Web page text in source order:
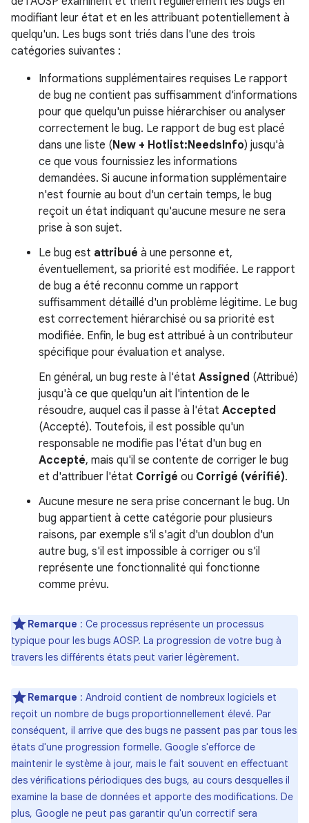
modifiant leur état et en les attribuant potentiellement à
quelqu'un. Les bugs sont triés dans l'une des trois
catégories suivantes :
Informations supplémentaires requises Le rapport
de bug ne contient pas suffisamment d'informations
pour que quelqu'un puisse hiérarchiser ou analyser
correctement le bug. Le rapport de bug est placé
dans une liste (New + Hotlist:NeedsInfo) jusqu'à
ce que vous fournissiez les informations
demandées. Si aucune information supplémentaire
n'est fournie au bout d'un certain temps, le bug
reçoit un état indiquant qu'aucune mesure ne sera
prise à son sujet.
Le bug est attribué à une personne et,
éventuellement, sa priorité est modifiée. Le rapport
de bug a été reconnu comme un rapport
suffisamment détaillé d'un problème légitime. Le bug
est correctement hiérarchisé ou sa priorité est
modifiée. Enfin, le bug est attribué à un contributeur
spécifique pour évaluation et analyse.
En général, un bug reste à l'état Assigned (Attribué)
jusqu'à ce que quelqu'un ait l'intention de le
résoudre, auquel cas il passe à l'état Accepted
(Accepté). Toutefois, il est possible qu'un
responsable ne modifie pas l'état d'un bug en
Accepté, mais qu'il se contente de corriger le bug
et d'attribuer l'état Corrigé ou Corrigé (vérifié).
Aucune mesure ne sera prise concernant le bug. Un
bug appartient à cette catégorie pour plusieurs
raisons, par exemple s'il s'agit d'un doublon d'un
autre bug, s'il est impossible à corriger ou s'il
représente une fonctionnalité qui fonctionne
comme prévu.
Remarque : Ce processus représente un processus
typique pour les bugs AOSP. La progression de votre bug à
travers les différents états peut varier légèrement.
Remarque : Android contient de nombreux logiciels et
reçoit un nombre de bugs proportionnellement élevé. Par
conséquent, il arrive que des bugs ne passent pas par tous les
états d'une progression formelle. Google s'efforce de
maintenir le système à jour, mais le fait souvent en effectuant
des vérifications périodiques des bugs, au cours desquelles il
examine la base de données et apporte des modifications. De
plus, Google ne peut pas garantir qu'un correctif sera